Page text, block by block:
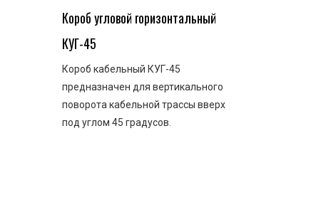
Короб угловой горизонтальный
КУГ-45
Короб кабельный КУГ-45
предназначен для вертикального
поворота кабельной трассы вверх
под углом 45 градусов.